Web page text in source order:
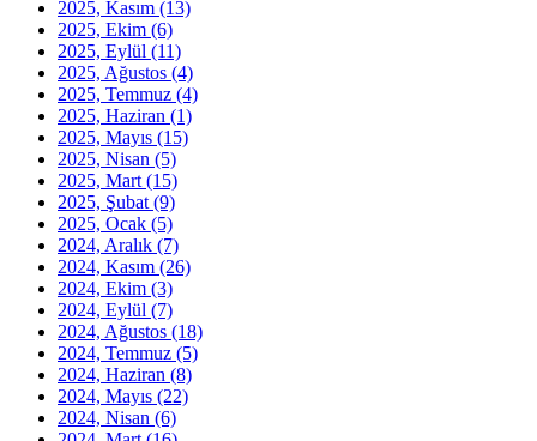
2025, Kasım (13)
2025, Ekim (6)
2025, Eylül (11)
2025, Ağustos (4)
2025, Temmuz (4)
2025, Haziran (1)
2025, Mayıs (15)
2025, Nisan (5)
2025, Mart (15)
2025, Şubat (9)
2025, Ocak (5)
2024, Aralık (7)
2024, Kasım (26)
2024, Ekim (3)
2024, Eylül (7)
2024, Ağustos (18)
2024, Temmuz (5)
2024, Haziran (8)
2024, Mayıs (22)
2024, Nisan (6)